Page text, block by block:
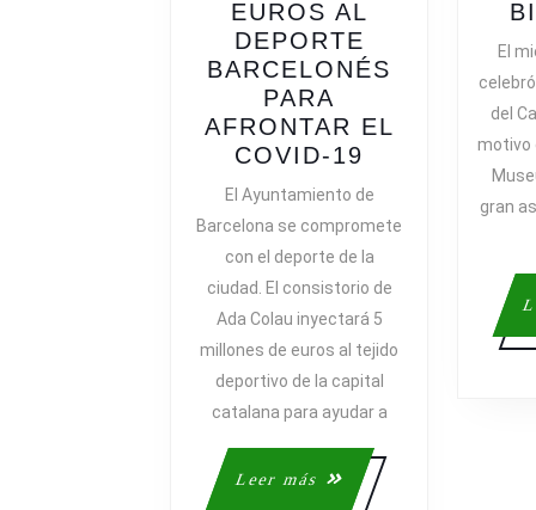
EUROS AL
DEPORTE
BARCELONÉS
PARA
AFRONTAR EL
COVID-19
INYECTA
MILLONES
DE
EUROS
AL
DEPORTE
PARA
EL
COVID-
El Ayuntamiento de
Barcelona se compromete
con el deporte de la
ciudad. El consistorio de
Ada Colau inyectará 5
millones de euros al tejido
deportivo de la capital
catalana para ayudar a
Leer más
Leer
más
El
del
motivo
gran